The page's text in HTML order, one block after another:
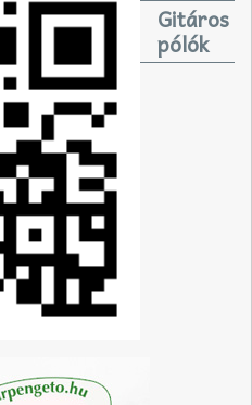
Gitáros
pólók